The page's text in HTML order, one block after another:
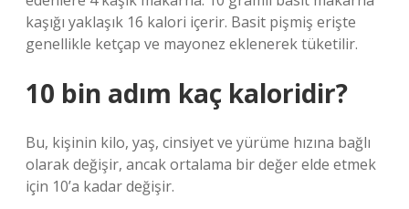
kaşığı yaklaşık 16 kalori içerir. Basit pişmiş erişte
genellikle ketçap ve mayonez eklenerek tüketilir.
10 bin adım kaç kaloridir?
Bu, kişinin kilo, yaş, cinsiyet ve yürüme hızına bağlı
olarak değişir, ancak ortalama bir değer elde etmek
için 10’a kadar değişir.